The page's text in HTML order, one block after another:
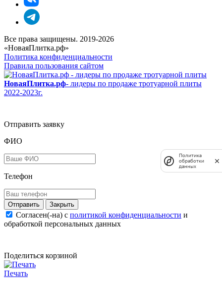
Все права защищены. 2019-2026
«НоваяПлитка.рф»
Политика конфиденциальности
Правила пользования сайтом
НоваяПлитка.рф- лидеры по продаже тротуарной плиты
2022-2023г.
Отправить заявку
ФИО
Телефон
Закрыть
Согласен(-на) c политикой конфиденциальности и
обработкой персональных данных
Поделиться корзиной
Печать
Политика
обработки
данных